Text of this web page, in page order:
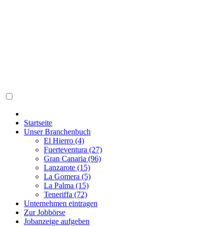
Startseite
Unser Branchenbuch
El Hierro (4)
Fuerteventura (27)
Gran Canaria (96)
Lanzarote (15)
La Gomera (5)
La Palma (15)
Teneriffa (72)
Unternehmen eintragen
Zur Jobbörse
Jobanzeige aufgeben